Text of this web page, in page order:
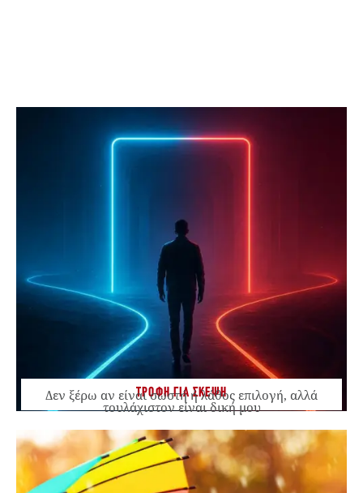
ΤΡΟΦΗ ΓΙΑ ΣΚΕΨΗ
Δεν ξέρω αν είναι σωστή ή λάθος επιλογή, αλλά
τουλάχιστον είναι δική μου